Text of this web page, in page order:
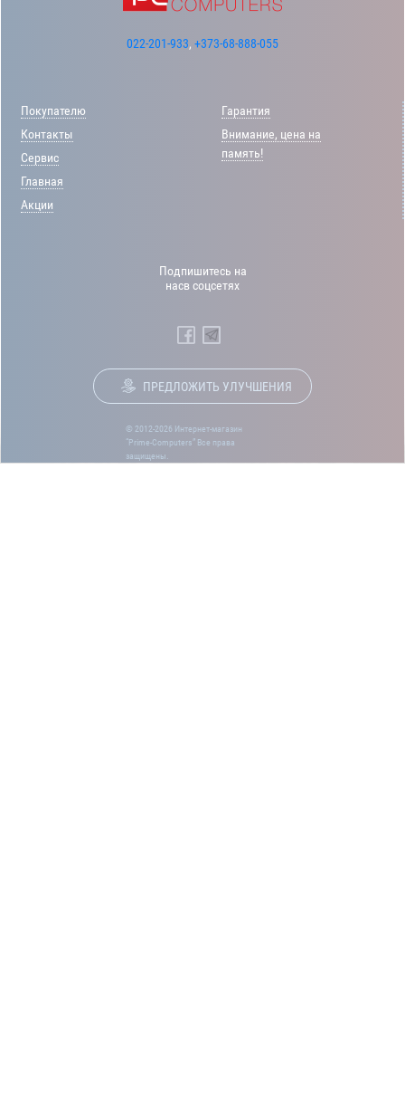
022-201-933, +373-68-888-055
Покупателю
Контакты
Сервис
Главная
Акции
Гарантия
Внимание, цена на
память!
Подпишитесь на
насв соцсетях
ПРЕДЛОЖИТЬ УЛУЧШЕНИЯ
© 2012-2026 Интернет-магазин
“Prime-Computers” Все права
защищены.